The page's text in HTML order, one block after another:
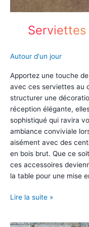
Autour d'un jour
Apportez une touche
avec ces serviettes au
structurer une
réception élégante,
sophistiqué qui ravira
ambiance conviviale
aisément avec des
en bois brut. Que ce
ces accessoires
la table pour une mise
Serviettes
Lire la suite »